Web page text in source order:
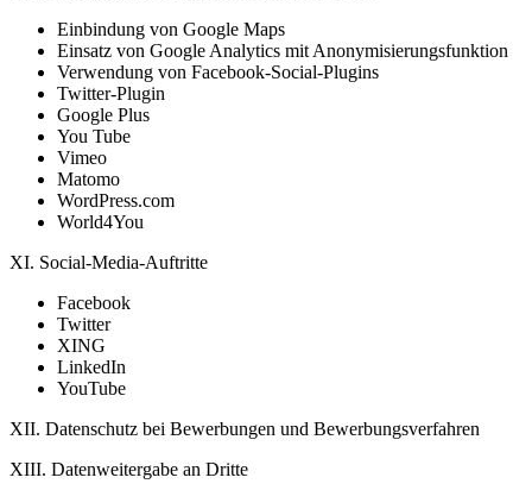
Einbindung von Google Maps
Einsatz von Google Analytics mit Anonymisierungsfunktion
Verwendung von Facebook-Social-Plugins
Twitter-Plugin
Google Plus
You Tube
Vimeo
Matomo
WordPress.com
World4You
XI. Social-Media-Auftritte
Facebook
Twitter
XING
LinkedIn
YouTube
XII. Datenschutz bei Bewerbungen und Bewerbungsverfahren
XIII. Datenweitergabe an Dritte